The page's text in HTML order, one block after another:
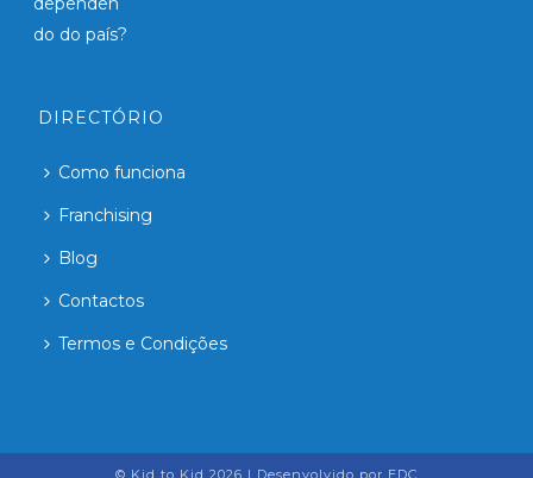
DIRECTÓRIO
Como funciona
Franchising
Blog
Contactos
Termos e Condições
© Kid to Kid 2026 | Desenvolvido por EDC